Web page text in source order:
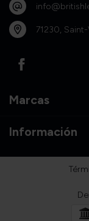
71230,
Marcas
Información